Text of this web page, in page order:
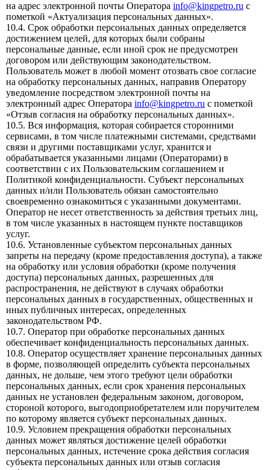
на адрес электронной почты Оператора info@kingpetro.ru с
пометкой «Актуализация персональных данных».
10.4. Срок обработки персональных данных определяется
достижением целей, для которых были собраны
персональные данные, если иной срок не предусмотрен
договором или действующим законодательством.
Пользователь может в любой момент отозвать свое согласие
на обработку персональных данных, направив Оператору
уведомление посредством электронной почты на
электронный адрес Оператора info@kingpetro.ru с пометкой
«Отзыв согласия на обработку персональных данных».
10.5. Вся информация, которая собирается сторонними
сервисами, в том числе платежными системами, средствами
связи и другими поставщиками услуг, хранится и
обрабатывается указанными лицами (Операторами) в
соответствии с их Пользовательским соглашением и
Политикой конфиденциальности. Субъект персональных
данных и/или Пользователь обязан самостоятельно
своевременно ознакомиться с указанными документами.
Оператор не несет ответственность за действия третьих лиц,
в том числе указанных в настоящем пункте поставщиков
услуг.
10.6. Установленные субъектом персональных данных
запреты на передачу (кроме предоставления доступа), а также
на обработку или условия обработки (кроме получения
доступа) персональных данных, разрешенных для
распространения, не действуют в случаях обработки
персональных данных в государственных, общественных и
иных публичных интересах, определенных
законодательством РФ.
10.7. Оператор при обработке персональных данных
обеспечивает конфиденциальность персональных данных.
10.8. Оператор осуществляет хранение персональных данных
в форме, позволяющей определить субъекта персональных
данных, не дольше, чем этого требуют цели обработки
персональных данных, если срок хранения персональных
данных не установлен федеральным законом, договором,
стороной которого, выгодоприобретателем или поручителем
по которому является субъект персональных данных.
10.9. Условием прекращения обработки персональных
данных может являться достижение целей обработки
персональных данных, истечение срока действия согласия
субъекта персональных данных или отзыв согласия